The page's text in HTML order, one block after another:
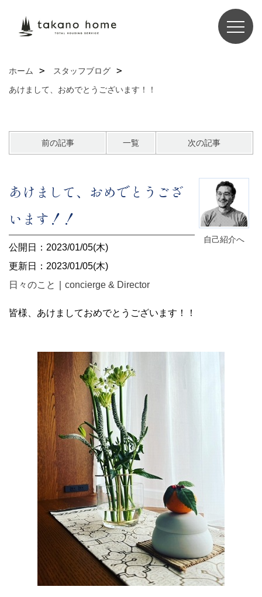
ホーム
スタッフブログ
あけまして、おめでとうございます！！
前の記事 一覧 次の記事
自己紹介へ
あけまして、おめでとうござ
います！！
公開日：2023/01/05(木)
更新日：2023/01/05(木)
日々のこと
concierge & Director
皆様、あけましておめでとうございます！！